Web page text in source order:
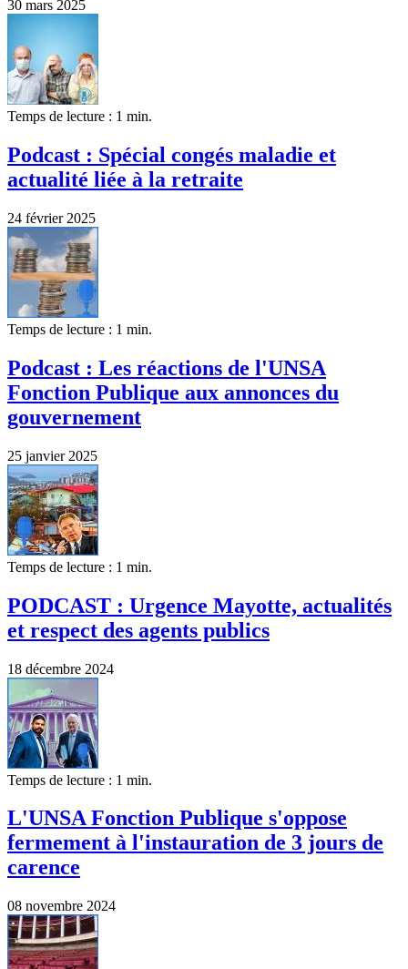
30 mars 2025
Temps de lecture : 1 min.
Podcast : Spécial congés maladie et
actualité liée à la retraite
24 février 2025
Temps de lecture : 1 min.
Podcast : Les réactions de l'UNSA
Fonction Publique aux annonces du
gouvernement
25 janvier 2025
Temps de lecture : 1 min.
PODCAST : Urgence Mayotte, actualités
et respect des agents publics
18 décembre 2024
Temps de lecture : 1 min.
L'UNSA Fonction Publique s'oppose
fermement à l'instauration de 3 jours de
carence
08 novembre 2024